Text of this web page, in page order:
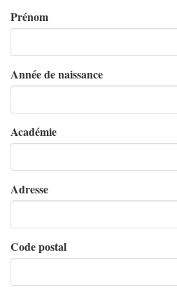
Prénom
Année de naissance
Académie
Adresse
Code postal